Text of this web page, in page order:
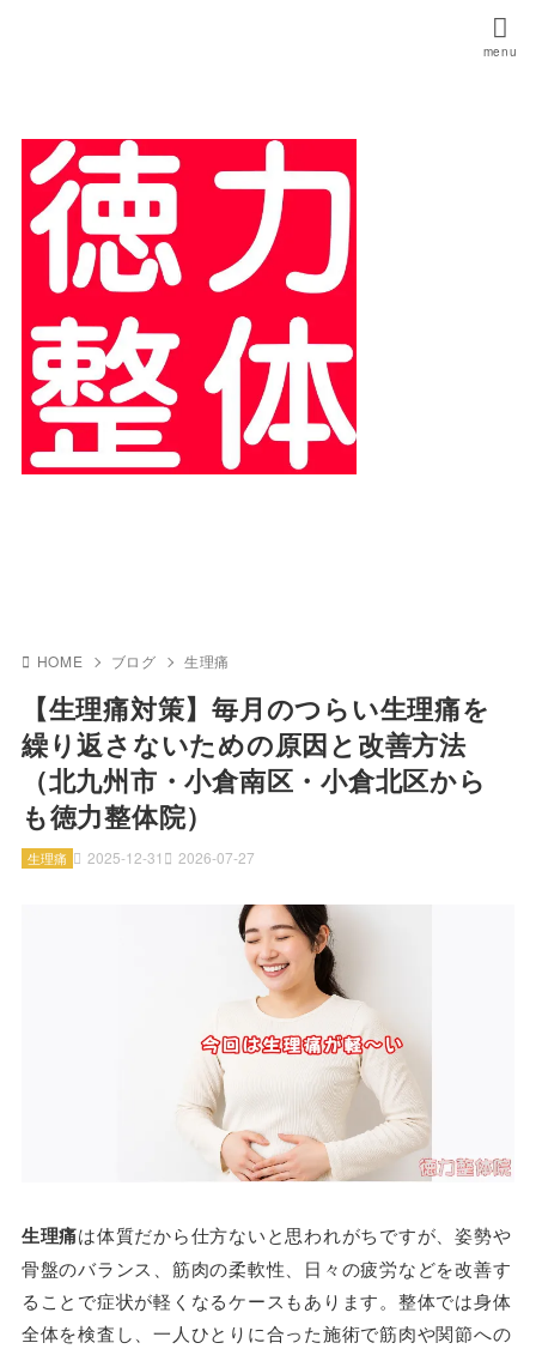
HOME ブログ 生理痛
【生理痛対策】毎月のつらい生理痛を
繰り返さないための原因と改善方法
（北九州市・小倉南区・小倉北区から
も徳力整体院）
2025-12-31 2026-07-27
生理痛
生理痛は体質だから仕方ないと思われがちですが、姿勢や
骨盤のバランス、筋肉の柔軟性、日々の疲労などを改善す
ることで症状が軽くなるケースもあります。整体では身体
全体を検査し、一人ひとりに合った施術で筋肉や関節への